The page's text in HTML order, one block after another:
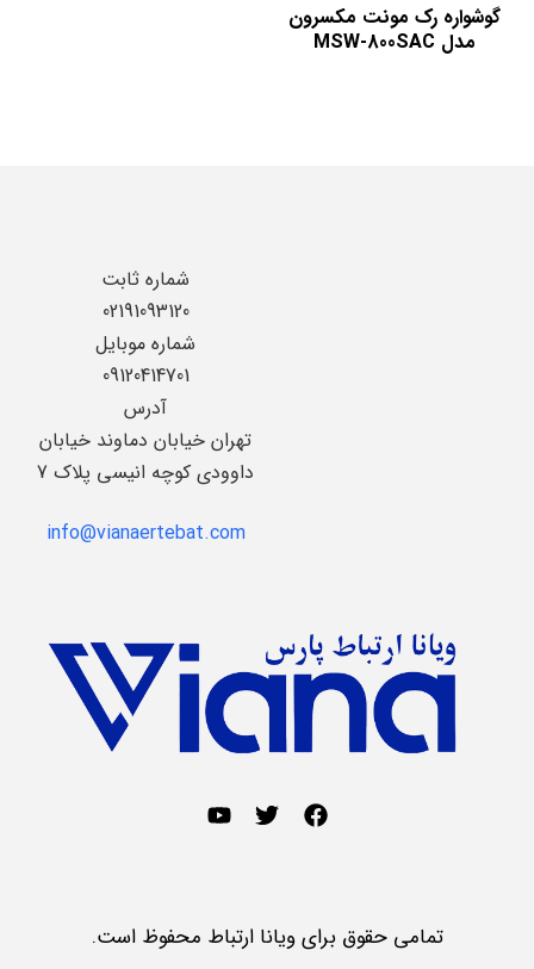
گوشواره رک مونت مکسرون
مدل MSW-800SAC
شماره ثابت
02191093120
شماره موبایل
09120414701
آدرس
تهران خیابان دماوند خیابان
داوودی کوچه انیسی پلاک 7
info@vianaertebat.com
تمامی حقوق برای ویانا ارتباط محفوظ است.